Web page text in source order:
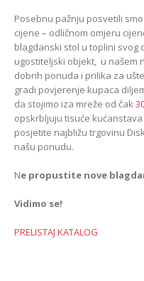
Posebnu pažnju posvetili
cijene – odličnom omjeru
blagdanski stol u toplini svog
ugostiteljski objekt, u našem
dobrih ponuda i prilika za
gradi povjerenje kupaca
da stojimo iza mreže od čak
opskrbljuju tisuće
posjetite najbližu trgovinu
našu ponudu.
Ne propustite nove
Vidimo se!
PRELISTAJ KATALOG